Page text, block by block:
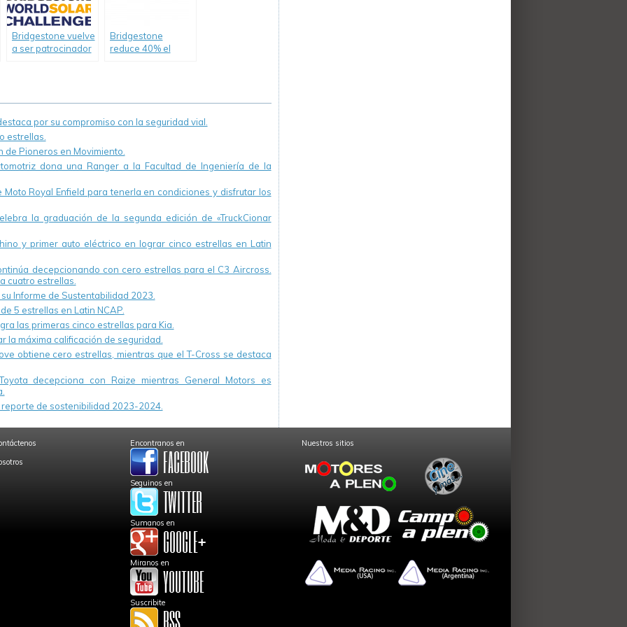
Bridgestone vuelve
a ser patrocinador
Bridgestone
reduce 40% el
por su compromiso con la seguridad vial.
estrellas.
Pioneros en Movimiento.
dona una Ranger a la Facultad de Ingeniería de la
Royal Enfield para tenerla en condiciones y disfrutar los
la graduación de la segunda edición de «TruckCionar
y primer auto eléctrico en lograr cinco estrellas en Latin
decepcionando con cero estrellas para el C3 Aircross.
cuatro estrellas.
Informe de Sustentabilidad 2023.
5 estrellas en Latin NCAP.
las primeras cinco estrellas para Kia.
la máxima calificación de seguridad.
obtiene cero estrellas, mientras que el T-Cross se destaca
decepciona con Raize mientras General Motors es
de sostenibilidad 2023-2024.
Encontranos en
Seguinos en
Sumanos en
Miranos en
Suscribite
Nuestros sitios